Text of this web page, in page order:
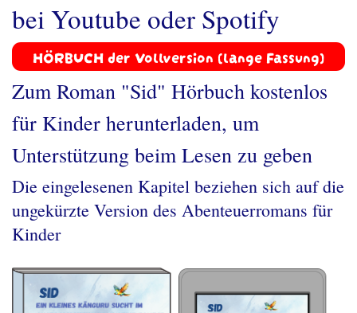
bei Youtube oder Spotify
HÖRBUCH der Vollversion (lange Fassung)
Zum Roman "Sid" Hörbuch kostenlos
für Kinder herunterladen, um
Unterstützung beim Lesen zu geben
Die eingelesenen Kapitel beziehen sich auf die
ungekürzte Version des Abenteuerromans für
Kinder